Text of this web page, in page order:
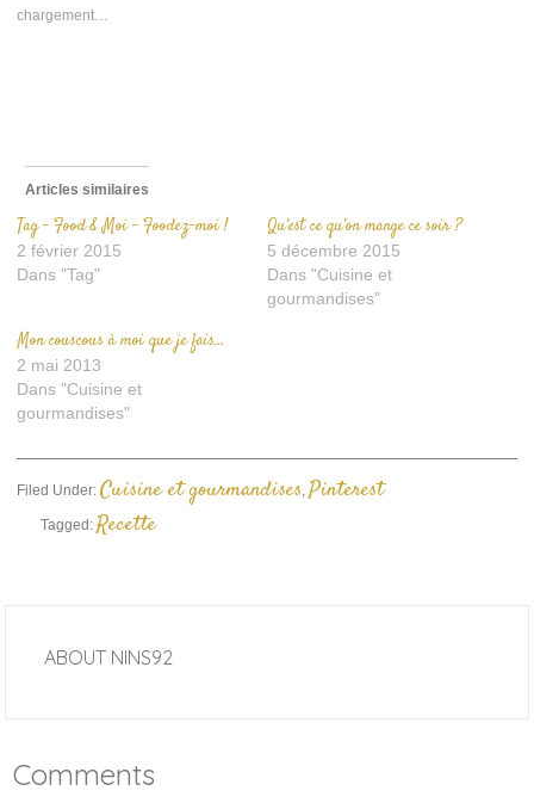
chargement…
Articles similaires
Tag – Food & Moi – Foodez-moi !
2 février 2015
Dans "Tag"
Qu’est ce qu’on mange ce soir ?
5 décembre 2015
Dans "Cuisine et
gourmandises"
Mon couscous à moi que je fais…
2 mai 2013
Dans "Cuisine et
gourmandises"
Filed Under:Cuisine et gourmandises,Pinterest
Tagged:Recette
ABOUT NINS92
Comments